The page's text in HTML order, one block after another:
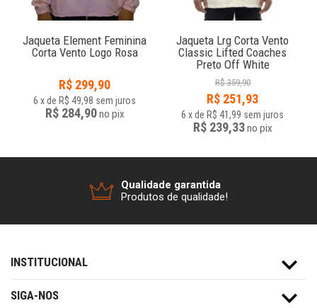
Jaqueta Element Feminina
Corta Vento Logo Rosa
R$ 299,90
6 xde R$ 49,98 sem juros
R$ 284,90no pix
Jaqueta Lrg Corta Vento
Classic Lifted Coaches
Preto Off White
R$ 359,90
R$ 251,93
6 xde R$ 41,99 sem juros
R$ 239,33no pix
Qualidade garantida
Produtos de qualidade!
INSTITUCIONAL
SIGA-NOS